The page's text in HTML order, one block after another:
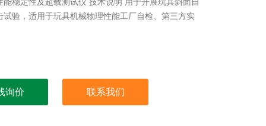
能稳定性及超载测试仪 技术说明 用于开展玩具斜面自
试验，适用于玩具机械物理性能工厂自检、第三方实
询价 联系我们